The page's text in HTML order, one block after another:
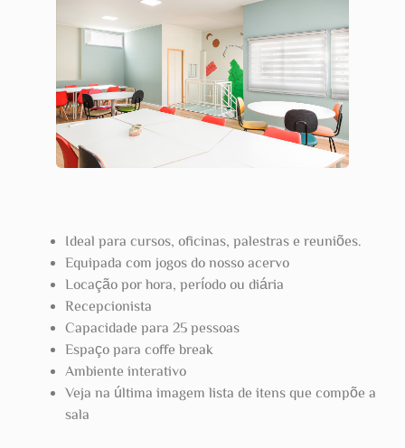
Ideal para cursos, oficinas, palestras e reuniões.
Equipada com jogos do nosso acervo
Locação por hora, período ou diária
Recepcionista
Capacidade para 25 pessoas
Espaço para coffe break
Ambiente interativo
Veja na última imagem lista de itens que compõe a
sala